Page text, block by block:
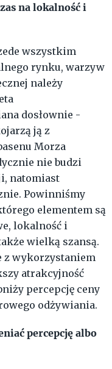
na lokalność i
wszystkim
rynku, warzyw
należy
dosłownie -
ją z
Morza
nie budzi
natomiast
Powinniśmy
elementem są
lokalność i
wielką szansą.
z wykorzystaniem
atrakcyjność
percepcję ceny
odżywiania.
percepcję albo